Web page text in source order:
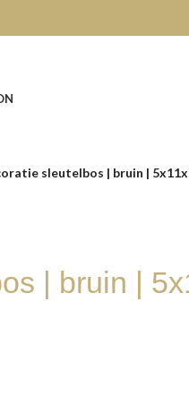
sleutelbos | bruin |
| bruin |